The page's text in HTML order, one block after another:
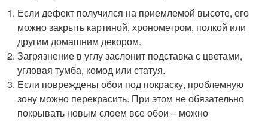
Если дефект получился на приемлемой высоте, его
можно закрыть картиной, хронометром, полкой или
другим домашним декором.
Загрязнение в углу заслонит подставка с цветами,
угловая тумба, комод или статуя.
Если повреждены обои под покраску, проблемную
зону можно перекрасить. При этом не обязательно
покрывать новым слоем все обои – можно